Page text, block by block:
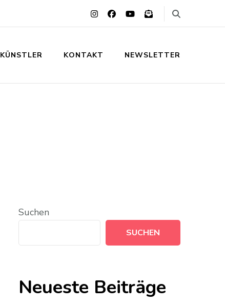
KÜNSTLER KONTAKT NEWSLETTER
Suchen
SUCHEN
Neueste Beiträge